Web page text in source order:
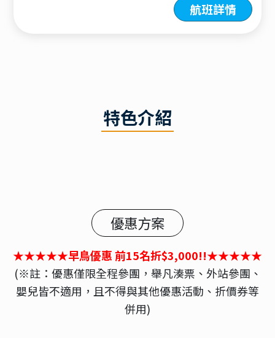
航班詳情
特色介紹
優惠方案
★★★★★早鳥優惠 前15名折$3,000!!★★★★★
(※註：優惠僅限全程參團，舉凡湊票、外站參團、
嬰兒皆不適用，且不得與其他優惠活動、折價券等
併用)